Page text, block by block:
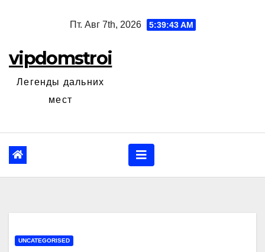
Пт. Авг 7th, 2026 5:39:44 AM
vipdomstroi
Легенды дальних
мест
UNCATEGORISED